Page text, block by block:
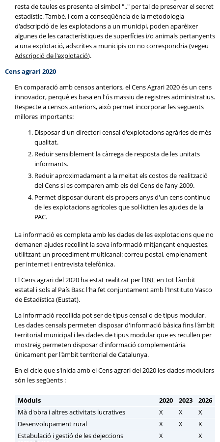
resta de taules es presenta el símbol ".." per tal de preservar el secret
estadístic. També, i com a conseqüència de la metodologia
d'adscripció de les explotacions a un municipi, poden aparèixer
algunes de les característiques de superfícies i/o animals pertanyents
a una explotació, adscrites a municipis on no correspondria (vegeu
Adscripció de l'explotació).
Cens agrari 2020
En comparació amb censos anteriors, el Cens Agrari 2020 és un cens
innovador, perquè es basa en l'ús massiu de registres administratius.
Respecte a censos anteriors, això permet incorporar les següents
millores importants:
Disposar d'un directori censal d'explotacions agràries de més
qualitat.
Reduir sensiblement la càrrega de resposta de les unitats
informants.
Reduir aproximadament a la meitat els costos de realització
del Cens si es comparen amb els del Cens de l'any 2009.
Permet disposar durant els propers anys d'un cens continuo
de les explotacions agrícoles que sol·liciten les ajudes de la
PAC.
La informació es completa amb les dades de les explotacions que no
demanen ajudes recollint la seva informació mitjançant enquestes,
utilitzant un procediment multicanal: correu postal, emplenament
per internet i entrevista telefònica.
El Cens agrari del 2020 ha estat realitzat per l'INEen tot l'àmbit
estatal i sols al País Basc l'ha fet conjuntament amb l'Instituto Vasco
de Estadística (Eustat).
La informació recollida pot ser de tipus censal o de tipus modular.
Les dades censals permeten disposar d'informació bàsica fins l'àmbit
territorial municipal i les dades de tipus modular que es recullen per
mostreig permeten disposar d'informació complementària
únicament per l'àmbit territorial de Catalunya.
En el cicle que s'inicia amb el Cens agrari del 2020 les dades modulars
són les següents :
Mòduls 2020 2023
2026
Mà d'obra i altres activitats lucratives
X X
X
Desenvolupament rural
X X
X
Estabulació i gestió de les dejeccions
X X